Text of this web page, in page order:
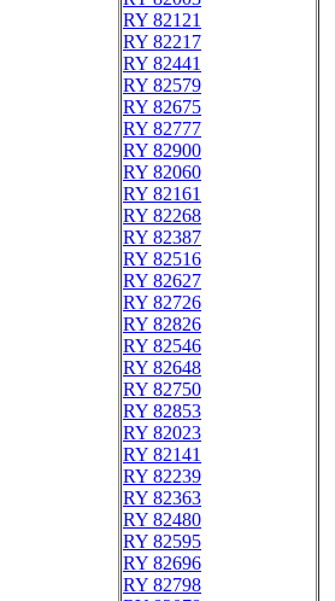
RY 82121
RY 82217
RY 82441
RY 82579
RY 82675
RY 82777
RY 82900
RY 82060
RY 82161
RY 82268
RY 82387
RY 82516
RY 82627
RY 82726
RY 82826
RY 82546
RY 82648
RY 82750
RY 82853
RY 82023
RY 82141
RY 82239
RY 82363
RY 82480
RY 82595
RY 82696
RY 82798